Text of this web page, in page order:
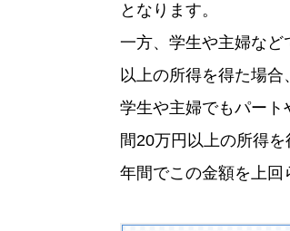
となります。
一方、学生や主婦な
以上の所得を得た場合
学生や主婦でもパー
間20万円以上の所得
年間でこの金額を上回